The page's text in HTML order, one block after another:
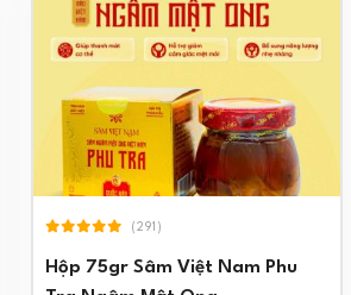
(291)
Hộp 75gr Sâm Việt Nam Phu